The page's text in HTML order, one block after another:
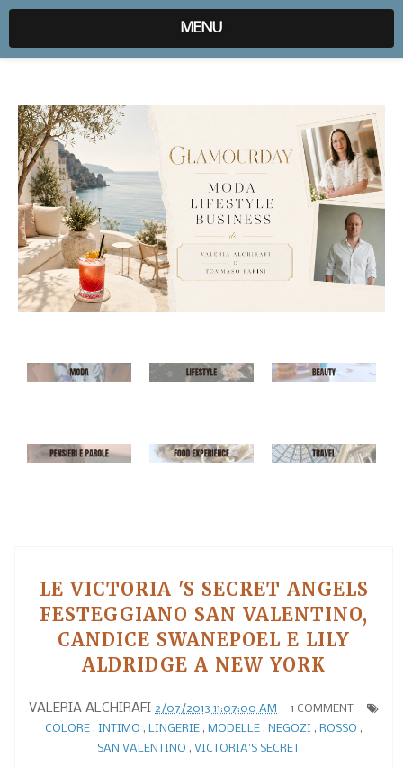
expr:lang=it;data:blog.locale
MENU
LE VICTORIA 'S SECRET ANGELS
FESTEGGIANO SAN VALENTINO,
CANDICE SWANEPOEL E LILY
ALDRIDGE A NEW YORK
VALERIA ALCHIRAFI 2/07/2013 11:07:00 AM
1 COMMENT
COLORE , INTIMO , LINGERIE , MODELLE , NEGOZI , ROSSO ,
SAN VALENTINO , VICTORIA'S SECRET